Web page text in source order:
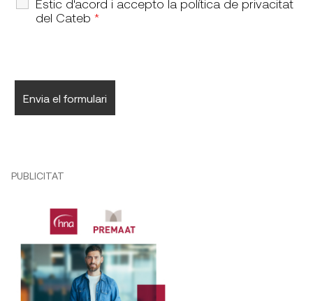
Estic d'acord i accepto la política de privacitat
del Cateb *
PUBLICITAT